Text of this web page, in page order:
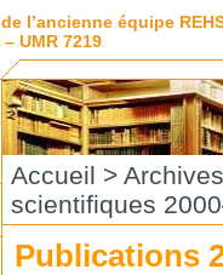
l’ancienne équipe
UMR 7219
Accueil > Archives
scientifiques
Publications